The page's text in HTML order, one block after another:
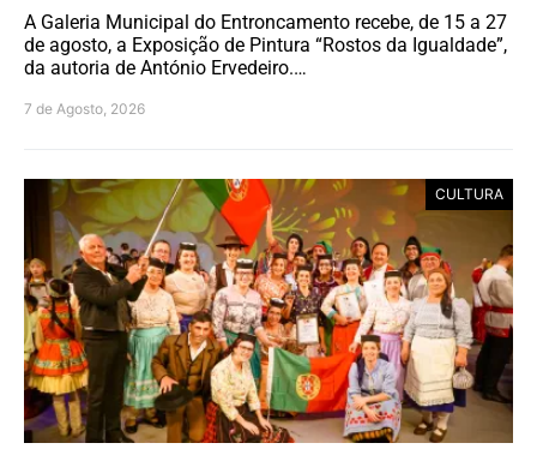
A Galeria Municipal do Entroncamento recebe, de 15 a 27
de agosto, a Exposição de Pintura “Rostos da Igualdade”,
da autoria de António Ervedeiro.…
7 de Agosto, 2026
CULTURA